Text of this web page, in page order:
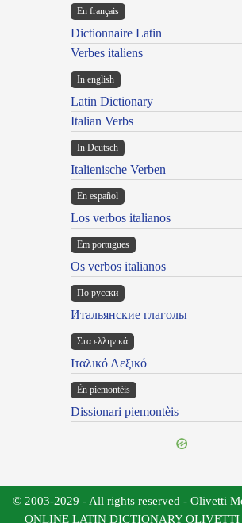
En français
Dictionnaire Latin
Verbes italiens
In english
Latin Dictionary
Italian Verbs
In Deutsch
Italienische Verben
En español
Los verbos italianos
Em portugues
Os verbos italianos
По русски
Итальянские глаголы
Στα ελληνικά
Ιταλικό Λεξικό
Ën piemontèis
Dissionari piemontèis
© 2003-2029 - All rights reserved - Olivetti
ONLINE LATIN DICTIONARY